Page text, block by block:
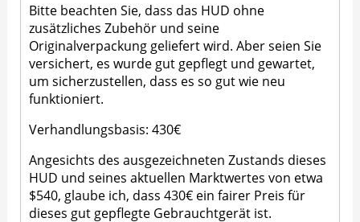
Bitte beachten Sie, dass das HUD ohne
zusätzliches Zubehör und seine
Originalverpackung geliefert wird. Aber seien Sie
versichert, es wurde gut gepflegt und gewartet,
um sicherzustellen, dass es so gut wie neu
funktioniert.
Verhandlungsbasis: 430€
Angesichts des ausgezeichneten Zustands dieses
HUD und seines aktuellen Marktwertes von etwa
$540, glaube ich, dass 430€ ein fairer Preis für
dieses gut gepflegte Gebrauchtgerät ist.